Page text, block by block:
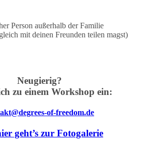
Person außerhalb der Familie
mit deinen Freunden teilen magst)
Neugierig?
zu einem Workshop ein:
of-freedom.de
geht’s zur Fotogalerie